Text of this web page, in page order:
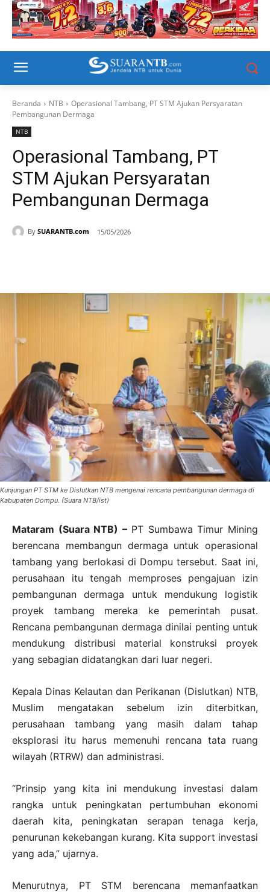
Beranda NTB
Operasional Tambang, PT STM Ajukan Persyaratan
Pembangunan Dermaga
NTB
Operasional Tambang, PT
STM Ajukan Persyaratan
Pembangunan Dermaga
By SUARANTB.com 15/05/2026
Kunjungan PT STM ke Dislutkan NTB mengenai rencana pembangunan dermaga di
Kabupaten Dompu. (Suara NTB/ist)
Mataram (Suara NTB) –PT Sumbawa Timur Mining
berencana membangun dermaga untuk operasional
tambang yang berlokasi di Dompu tersebut. Saat ini,
perusahaan itu tengah memproses pengajuan izin
pembangunan dermaga untuk mendukung logistik
proyek tambang mereka ke pemerintah pusat.
Rencana pembangunan dermaga dinilai penting untuk
mendukung distribusi material konstruksi proyek
yang sebagian didatangkan dari luar negeri.
Kepala Dinas Kelautan dan Perikanan (Dislutkan) NTB,
Muslim mengatakan sebelum izin diterbitkan,
perusahaan tambang yang masih dalam tahap
eksplorasi itu harus memenuhi rencana tata ruang
wilayah (RTRW) dan administrasi.
“Prinsip yang kita ini mendukung investasi dalam
rangka untuk peningkatan pertumbuhan ekonomi
daerah kita, peningkatan serapan tenaga kerja,
penurunan kekebangan kurang. Kita support investasi
yang ada,” ujarnya.
Menurutnya, PT STM berencana memanfaatkan